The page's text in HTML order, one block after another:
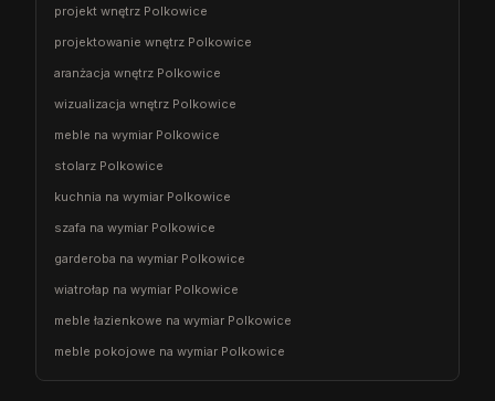
projekt wnętrz Polkowice
projektowanie wnętrz Polkowice
aranżacja wnętrz Polkowice
wizualizacja wnętrz Polkowice
meble na wymiar Polkowice
stolarz Polkowice
kuchnia na wymiar Polkowice
szafa na wymiar Polkowice
garderoba na wymiar Polkowice
wiatrołap na wymiar Polkowice
meble łazienkowe na wymiar Polkowice
meble pokojowe na wymiar Polkowice